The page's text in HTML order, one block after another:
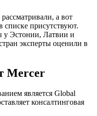
а вот
присутствуют.
у Эстонии, Латвии и
эксперты оценили в
Mercer
является Global
консалтинговая